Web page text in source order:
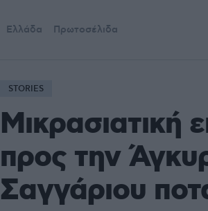
Ελλάδα Πρωτοσέλιδα
STORIES
Μικρασιατική
προς την
Σαγγάριου